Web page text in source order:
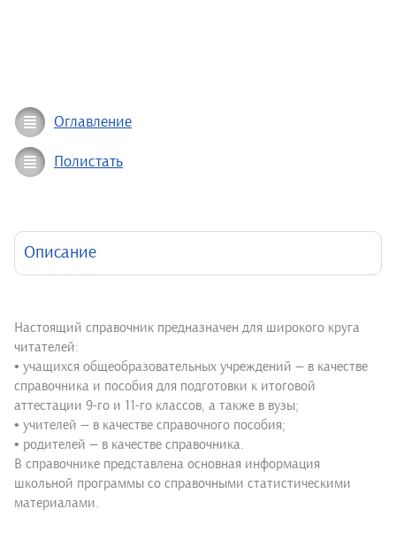
Оглавление
Полистать
Описание
Настоящий справочник предназначен для широкого круга
читателей:
• учащихся общеобразовательных учреждений — в качестве
справочника и пособия для подготовки к итоговой
аттестации 9-го и 11-го классов, а также в вузы;
• учителей — в качестве справочного пособия;
• родителей — в качестве справочника.
В справочнике представлена основная информация
школьной программы со справочными статистическими
материалами.